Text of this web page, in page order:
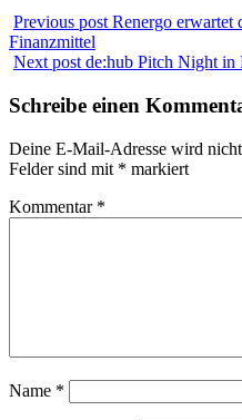
Previous post Renergo erwartet
Finanzmittel
Next post de:hub Pitch Night in
Schreibe einen
Deine E-Mail-Adresse wird
Felder sind mit * markiert
Kommentar *
Name *